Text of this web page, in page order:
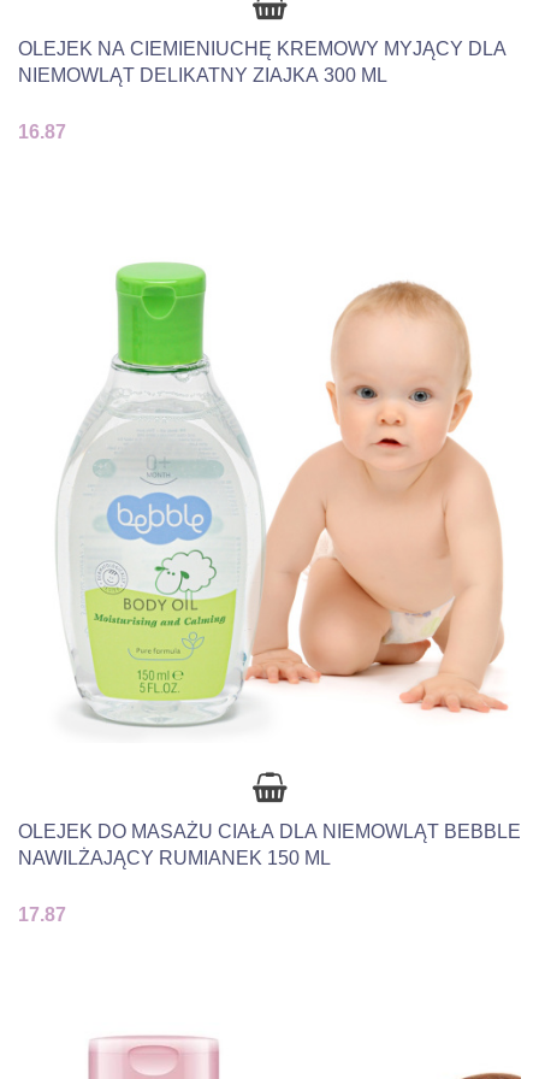
OLEJEK NA CIEMIENIUCHĘ KREMOWY MYJĄCY DLA
NIEMOWLĄT DELIKATNY ZIAJKA 300 ML
16.87
OLEJEK DO MASAŻU CIAŁA DLA NIEMOWLĄT BEBBLE
NAWILŻAJĄCY RUMIANEK 150 ML
17.87